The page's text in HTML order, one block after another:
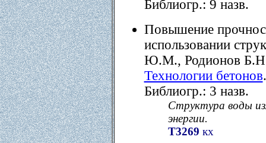
Библиогр.: 9 назв.
Повышение
использовании
Ю.М., Родионов
Технологии бетонов
Библиогр.: 3 назв.
Структура воды
энергии.
Т3269 кх